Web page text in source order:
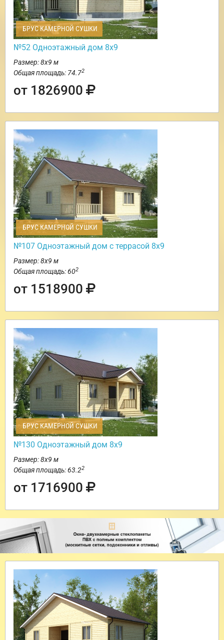
БРУС КАМЕРНОЙ СУШКИ
№52 Одноэтажный дом 8х9
Размер: 8х9 м
Общая площадь: 74.72
от 1826900
БРУС КАМЕРНОЙ СУШКИ
№107 Одноэтажный дом с террасой 8х9
Размер: 8х9 м
Общая площадь: 602
от 1518900
БРУС КАМЕРНОЙ СУШКИ
№130 Одноэтажный дом 8х9
Размер: 8х9 м
Общая площадь: 63.22
от 1716900